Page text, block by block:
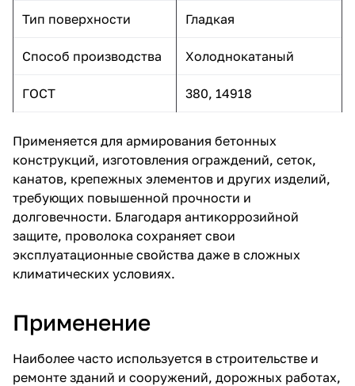
Тип поверхности Гладкая
Способ производства Холоднокатаный
ГОСТ 380, 14918
Применяется для армирования бетонных
конструкций, изготовления ограждений, сеток,
канатов, крепежных элементов и других изделий,
требующих повышенной прочности и
долговечности. Благодаря антикоррозийной
защите, проволока сохраняет свои
эксплуатационные свойства даже в сложных
климатических условиях.
Применение
Наиболее часто используется в строительстве и
ремонте зданий и сооружений, дорожных работах,